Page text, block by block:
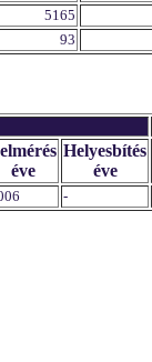
5165
93
éve
Helyesbítés
éve
-